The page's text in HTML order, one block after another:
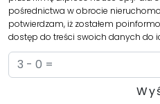
pośrednictwa w obrocie
potwierdzam, iż zostałem
dostęp do treści swoich danych do